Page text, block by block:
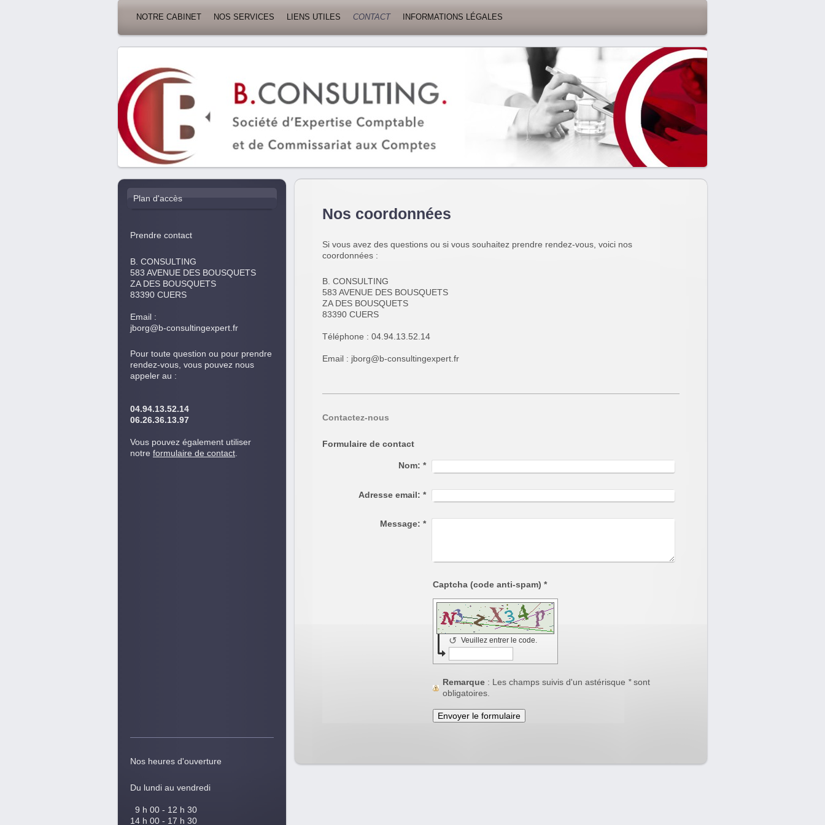
NOTRE CABINET NOS SERVICES LIENS UTILES CONTACT INFORMATIONS LÉGALES
Nos coordonnées
Si vous avez des questions ou si vous souhaitez prendre rendez-vous, voici nos
coordonnées :
B. CONSULTING
583 AVENUE DES BOUSQUETS
ZA DES BOUSQUETS
83390 CUERS
Téléphone : 04.94.13.52.14
Email : jborg@b-consultingexpert.fr
Contactez-nous
Formulaire de contact
Nom: *
Adresse email: *
Message: *
Captcha (code anti-spam) *
Veuillez entrer le code.
↺
Remarque : Les champs suivis d'un astérisque *sont
obligatoires.
Plan d'accès
Prendre contact
B. CONSULTING
583 AVENUE DES BOUSQUETS
ZA DES BOUSQUETS
83390 CUERS
Email :
jborg@b-consultingexpert.fr
Pour toute question ou pour prendre
rendez-vous, vous pouvez nous
appeler au :
04.94.13.52.14
06.26.36.13.97
Vous pouvez également utiliser
notre formulaire de contact
Nos heures d'ouverture
Du lundi au vendredi
9 h 00 - 12 h 30
14 h 00 - 17 h 30